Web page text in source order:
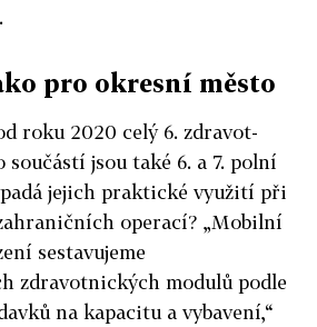
pro okresní město
roku 2020 celý 6. zdravot­
jsou také 6. a 7. polní
jejich praktické využití při
operací? „Mobilní
sestavujeme
zdravotnických modulů podle
na kapacitu a vybavení,“